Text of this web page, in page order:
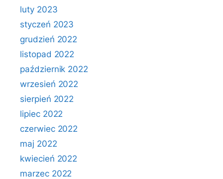
luty 2023
styczeń 2023
grudzień 2022
listopad 2022
październik 2022
wrzesień 2022
sierpień 2022
lipiec 2022
czerwiec 2022
maj 2022
kwiecień 2022
marzec 2022